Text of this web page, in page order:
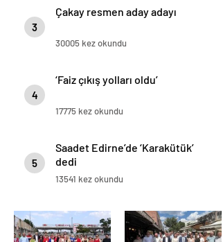
3
Çakay resmen aday adayı
30005 kez okundu
4
‘Faiz çıkış yolları oldu’
17775 kez okundu
5
Saadet Edirne’de ‘Karakütük’
dedi
13541 kez okundu